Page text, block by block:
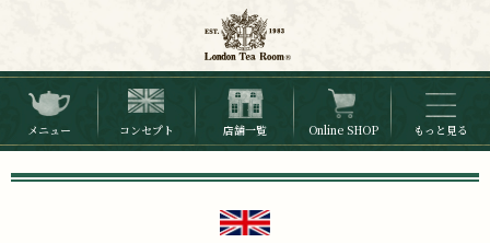
メニュー コンセプト 店舗一覧 Online SHOP もっと見る